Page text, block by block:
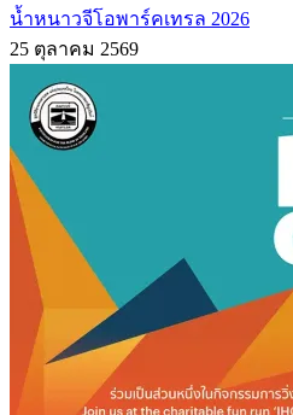
น้ำหนาวจีโอพาร์คเทรล 2026
25 ตุลาคม 2569